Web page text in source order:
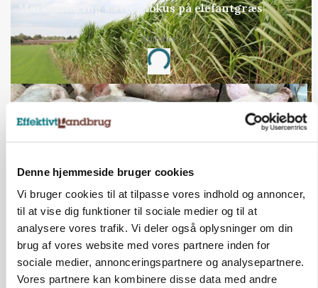
Denne hjemmeside bruger cookies
Vi bruger cookies til at tilpasse vores indhold og annoncer,
til at vise dig funktioner til sociale medier og til at
analysere vores trafik. Vi deler også oplysninger om din
brug af vores website med vores partnere inden for
sociale medier, annonceringspartnere og analysepartnere.
Vores partnere kan kombinere disse data med andre
Markvandring sætter fokus på elefantgræs
Annonce
Loading...
MARKED
Grisenoteringen står stille